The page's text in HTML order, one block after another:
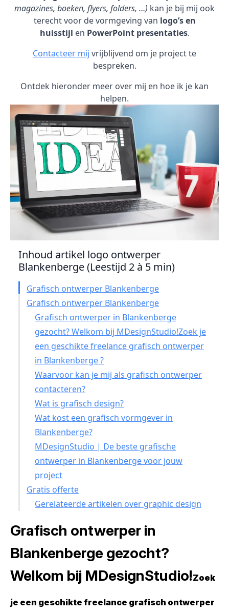
magazines, boeken, flyers, folders, …) kan je bij mij ook
terecht voor de vormgeving van logo’s en
huisstijl en PowerPoint presentaties.
Contacteer mij vrijblijvend om je project te
bespreken.
Ontdek hieronder meer over mij en hoe ik je kan
helpen.
Inhoud artikel logo ontwerper
Blankenberge (Leestijd 2 à 5 min)
Grafisch ontwerper Blankenberge
Grafisch ontwerper Blankenberge
Grafisch ontwerper in Blankenberge
gezocht? Welkom bij MDesignStudio!Zoek je
een geschikte freelance grafisch ontwerper
in Blankenberge ?
Waarvoor kan je mij als grafisch ontwerper
contacteren?
Wat is grafisch design?
Wat kost een grafisch vormgever in
Blankenberge?
MDesignStudio | De beste grafische
ontwerper in Blankenberge voor jouw
project
Gratis offerte
Gerelateerde artikelen over graphic design
Grafisch ontwerper in
Blankenberge gezocht?
Welkom bij MDesignStudio!Zoek
je een geschikte freelance grafisch ontwerper